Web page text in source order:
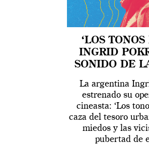
‘LOS TONOS
INGRID
SONIDO DE
La argentina
estrenado su
cineasta: ‘Los
caza del tesoro
miedos y las
pubertad de